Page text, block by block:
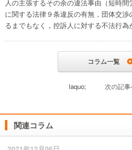
人の主張するその余の違法事由（短時
に関する法律９条違反の有無，団体交
るまでもなく，控訴人に対する不法行為
コラム一覧
laquo; 次の記
関連コラム